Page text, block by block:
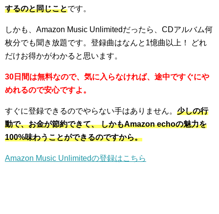
するのと同じことです。
しかも、Amazon Music Unlimitedだったら、CDアルバム何
枚分でも聞き放題です。登録曲はなんと1憶曲以上！ どれ
だけお得かがわかると思います。
30日間は無料なので、気に入らなければ、途中ですぐにや
めれるので安心ですよ。
すぐに登録できるのでやらない手はありません。 少しの行
動で、お金が節約できて、 しかもAmazon echoの魅力を
100%味わうことができるのですから。
Amazon Music Unlimitedの登録はこちら